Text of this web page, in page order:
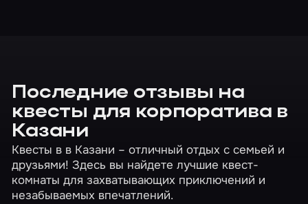
Последние отзывы на
квесты для корпоратива в
Казани
Квесты в в Казани – отличный отдых с семьей и
друзьями! Здесь вы найдете лучшие квест-
комнаты для захватывающих приключений и
незабываемых впечатлений.